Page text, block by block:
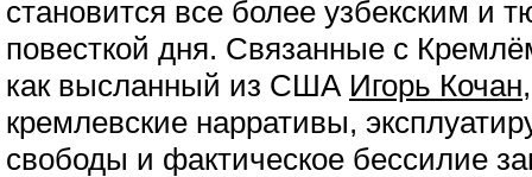
становится все более узбекским и
повесткой дня. Связанные с
как высланный из США Игорь Кочан
кремлевские нарративы,
свободы и фактическое бессилие